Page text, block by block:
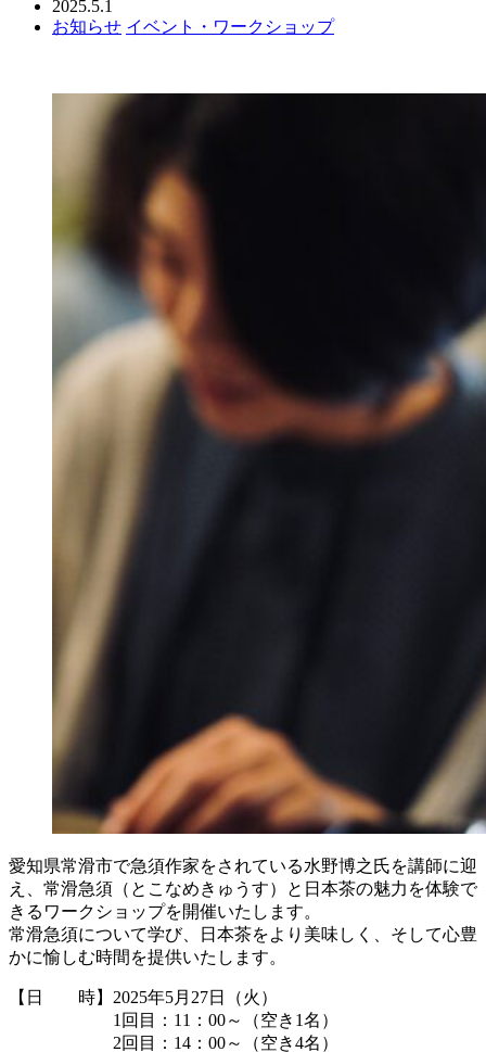
2025.5.1
お知らせ イベント・ワークショップ
愛知県常滑市で急須作家をされている水野博之氏を講師に迎
え、常滑急須（とこなめきゅうす）と日本茶の魅力を体験で
きるワークショップを開催いたします。
常滑急須について学び、日本茶をより美味しく、そして心豊
かに愉しむ時間を提供いたします。
【日 時】2025年5月27日（火）
1回目：11：00～（空き1名）
2回目：14：00～（空き4名）